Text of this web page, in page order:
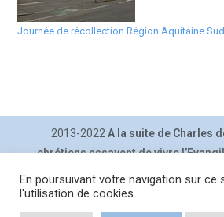
Journée de récollection Région Aquitaine Sud
2013-2022 A la suite de Charles
chrétiens essayent de vivre
tous les jours.
Contact|Inscription lettre
Politique de confidentialité |
En poursuivant votre navigation sur ce
l'utilisation de cookies.